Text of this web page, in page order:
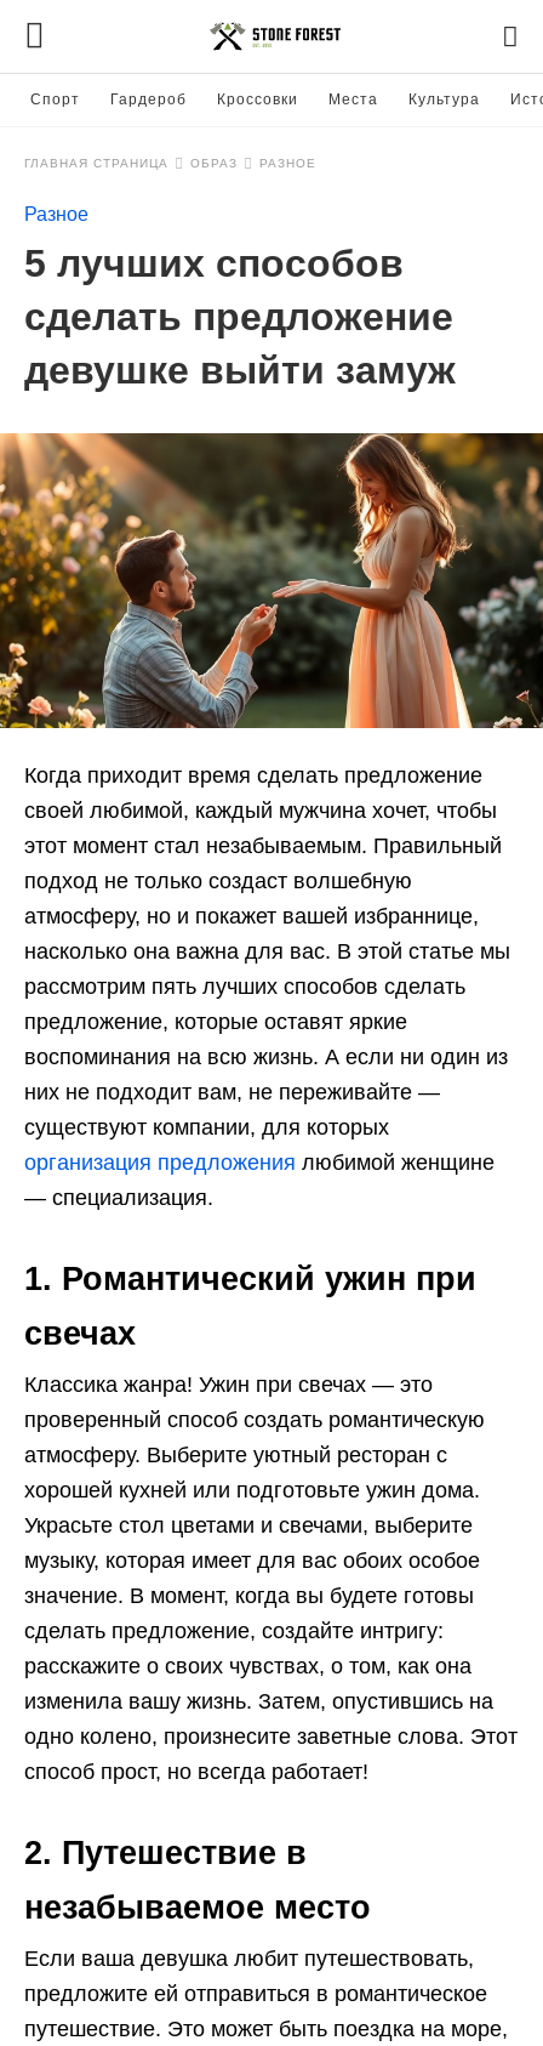
Спорт Гардероб Кроссовки Места Культура
ГЛАВНАЯ СТРАНИЦА ОБРАЗ РАЗНОЕ
Разное
5 лучших способов
сделать предложение
девушке выйти замуж
Когда приходит время сделать предложение
своей любимой, каждый мужчина хочет, чтобы
этот момент стал незабываемым. Правильный
подход не только создаст волшебную
атмосферу, но и покажет вашей избраннице,
насколько она важна для вас. В этой статье мы
рассмотрим пять лучших способов сделать
предложение, которые оставят яркие
воспоминания на всю жизнь. А если ни один из
них не подходит вам, не переживайте —
существуют компании, для которых
организация предложения любимой женщине
— специализация.
1. Романтический ужин при
свечах
Классика жанра! Ужин при свечах — это
проверенный способ создать романтическую
атмосферу. Выберите уютный ресторан с
хорошей кухней или подготовьте ужин дома.
Украсьте стол цветами и свечами, выберите
музыку, которая имеет для вас обоих особое
значение. В момент, когда вы будете готовы
сделать предложение, создайте интригу:
расскажите о своих чувствах, о том, как она
изменила вашу жизнь. Затем, опустившись на
одно колено, произнесите заветные слова. Этот
способ прост, но всегда работает!
2. Путешествие в
незабываемое место
Если ваша девушка любит путешествовать,
предложите ей отправиться в романтическое
путешествие. Это может быть поездка на море,